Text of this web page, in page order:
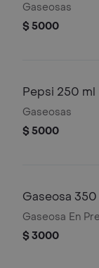
Gaseosas
$ 5000
Pepsi 250 ml
Gaseosas
$ 5000
Gaseosa 350
Gaseosa En
$ 3000